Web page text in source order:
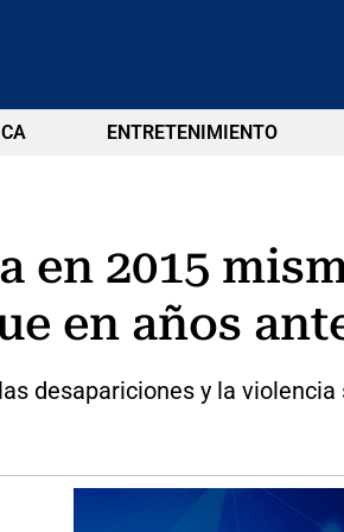
ENTRETENIMIENTO
en 2015
en años
desapariciones y la